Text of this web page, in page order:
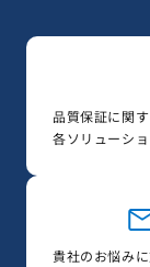
品質保証に関
各ソリューシ
貴社のお悩み